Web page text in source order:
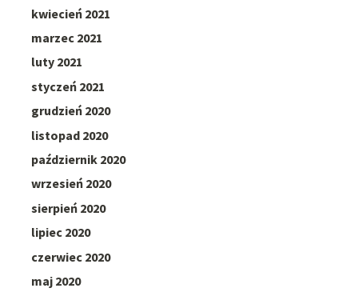
kwiecień 2021
marzec 2021
luty 2021
styczeń 2021
grudzień 2020
listopad 2020
październik 2020
wrzesień 2020
sierpień 2020
lipiec 2020
czerwiec 2020
maj 2020